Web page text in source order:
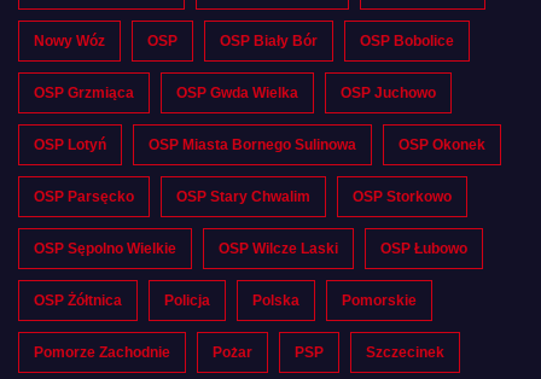
Nowy Wóz OSP OSP Biały Bór OSP Bobolice
OSP Grzmiąca OSP Gwda Wielka OSP Juchowo
OSP Lotyń OSP Miasta Bornego Sulinowa OSP Okonek
OSP Parsęcko OSP Stary Chwalim OSP Storkowo
OSP Sępolno Wielkie OSP Wilcze Laski OSP Łubowo
OSP Żółtnica Policja Polska Pomorskie
Pomorze Zachodnie Pożar PSP Szczecinek